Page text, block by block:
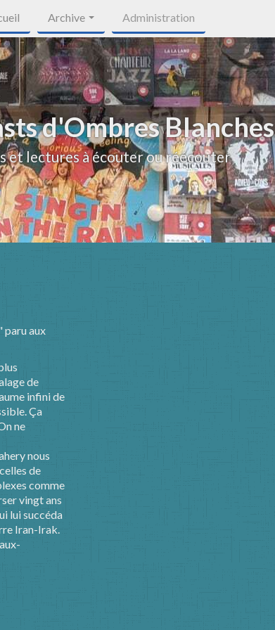
Archive Administration
d'Ombres Blanches
et lectures à écouter ou réécouter
paru aux
de
infini de
Ça
ne
nous
de
comme
vingt ans
lui succéda
Iran-Irak.